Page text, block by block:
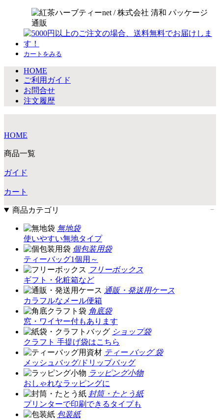
カートをみる
HOME
ご利用ガイド
お問合せ
注文履歴
HOME
商品一覧
ガイド
カート
商品カテゴリ
無地袋
使いやすい無地タイプ
個包装用袋
ティーバッグ1個用～
フリーボックス
ギフト・化粧箱など
通販・発送用ケース
カラフルなメール便箱
角底袋
窓・ワイヤー付もあります
ショップ袋
クラフト 手提げ袋はこちら
ティー バッグ 袋
メッシュバッグ/ドリップバッグ
ラッピング小物
おしゃれなラッピングに
封筒・たとう紙
プリンターで印刷できるタイプも
包装紙